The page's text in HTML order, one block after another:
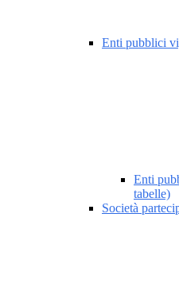
Enti pubblici
Enti
tabelle)
Società